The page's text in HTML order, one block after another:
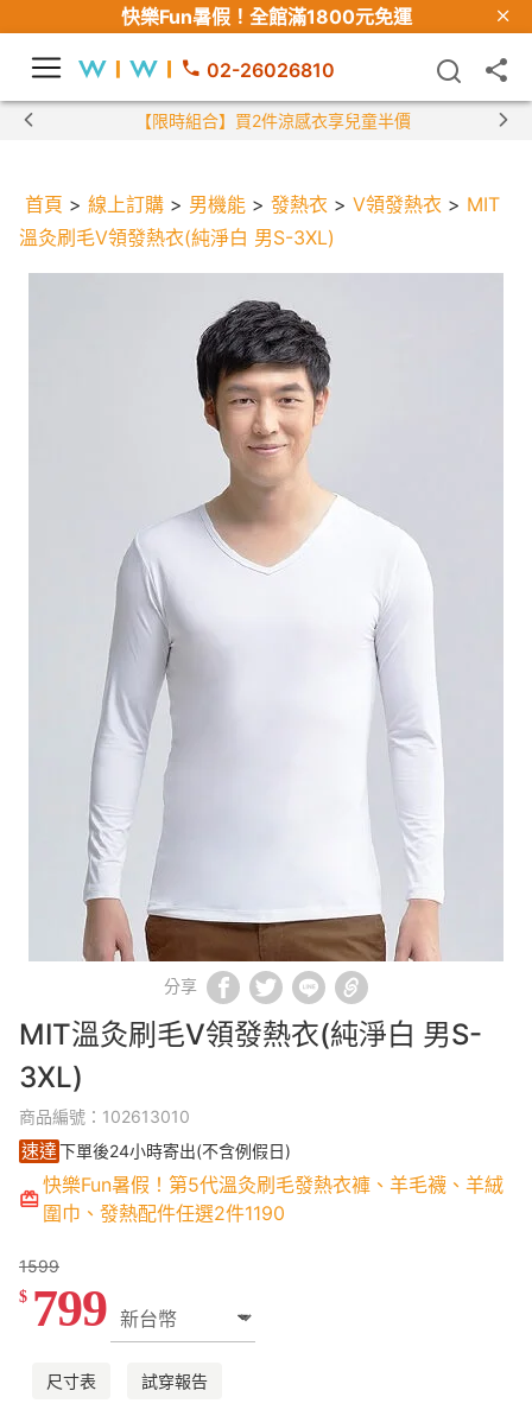
快樂Fun暑假！ 全館滿1800元免運
02-26026810
【限時組合】買2件涼感衣享兒童半價
首頁 > 線上訂購 > 男機能 > 發熱衣 > V領發熱衣 > MIT
溫灸刷毛V領發熱衣(純淨白 男S-3XL)
分享
MIT溫灸刷毛V領發熱衣(純淨白 男S-
3XL)
商品編號：102613010
速達下單後24小時寄出(不含例假日)
快樂Fun暑假！第5代溫灸刷毛發熱衣褲、羊毛襪、羊絨
圍巾、發熱配件任選2件1190
1599
$ 799
尺寸表 試穿報告